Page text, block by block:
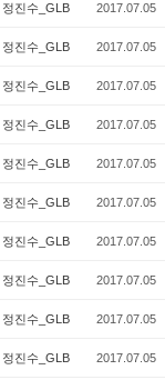
정진수_GLB 2017.07.05
정진수_GLB 2017.07.05
정진수_GLB 2017.07.05
정진수_GLB 2017.07.05
정진수_GLB 2017.07.05
정진수_GLB 2017.07.05
정진수_GLB 2017.07.05
정진수_GLB 2017.07.05
정진수_GLB 2017.07.05
정진수_GLB 2017.07.05